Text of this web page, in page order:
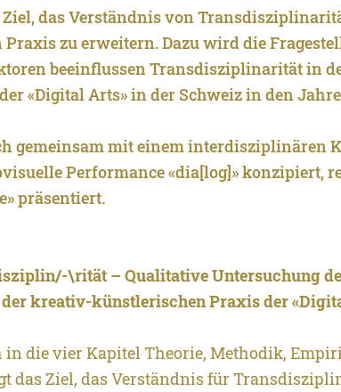
Ziel, das Verständnis von
zu erweitern. Dazu wird die
beeinflussen Transdisziplinarität in
«Digital Arts» in der Schweiz in den
gemeinsam mit einem interdisziplinären
Performance «dia[log]» konzipiert,
präsentiert.
\rität – Qualitative Untersuchung
kreativ-künstlerischen Praxis der
in die vier Kapitel Theorie, Methodik,
das Ziel, das Verständnis für